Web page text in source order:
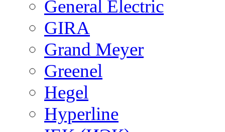
General Electric
GIRA
Grand Meyer
Greenel
Hegel
Hyperline